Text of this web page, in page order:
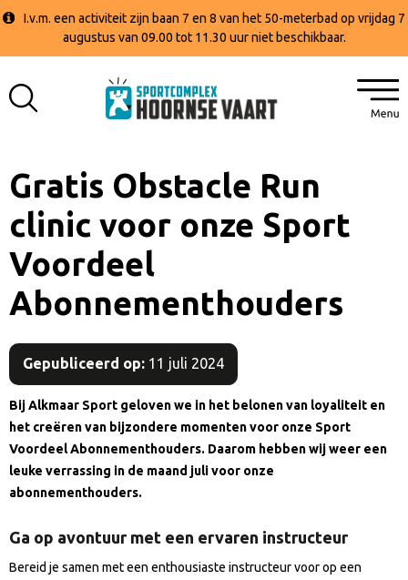
I.v.m. een activiteit zijn baan 7 en 8 van het 50-meterbad op vrijdag 7
augustus van 09.00 tot 11.30 uur niet beschikbaar.
Gratis Obstacle Run
clinic voor onze Sport
Voordeel
Abonnementhouders
Gepubliceerd op: 11 juli 2024
Bij Alkmaar Sport geloven we in het belonen van loyaliteit en
het creëren van bijzondere momenten voor onze Sport
Voordeel Abonnementhouders. Daarom hebben wij weer een
leuke verrassing in de maand juli voor onze
abonnementhouders.
Ga op avontuur met een ervaren instructeur
Bereid je samen met een enthousiaste instructeur voor op een